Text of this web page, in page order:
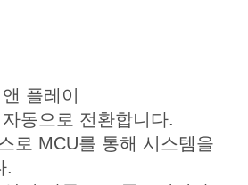
플레이
동으로 전환합니다.
로 MCU를 통해 시스템을
.